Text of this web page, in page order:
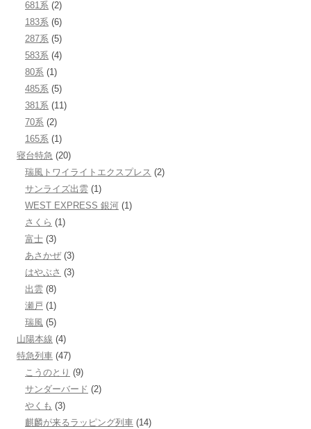
681系 (2)
183系 (6)
287系 (5)
583系 (4)
80系 (1)
485系 (5)
381系 (11)
70系 (2)
165系 (1)
寝台特急 (20)
瑞風トワイライトエクスプレス (2)
サンライズ出雲 (1)
WEST EXPRESS 銀河 (1)
さくら (1)
富士 (3)
あさかぜ(3)
はやぶさ (3)
出雲 (8)
瀬戸 (1)
瑞風 (5)
山陽本線 (4)
特急列車 (47)
こうのとり (9)
サンダーバード (2)
やくも (3)
麒麟が来るラッピング列車 (14)